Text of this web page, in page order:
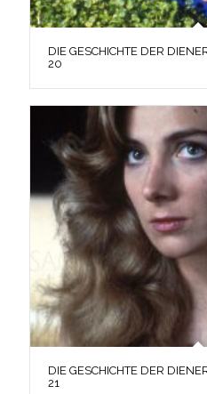
DIE GESCHICHTE DER
20
DIE GESCHICHTE DER
21